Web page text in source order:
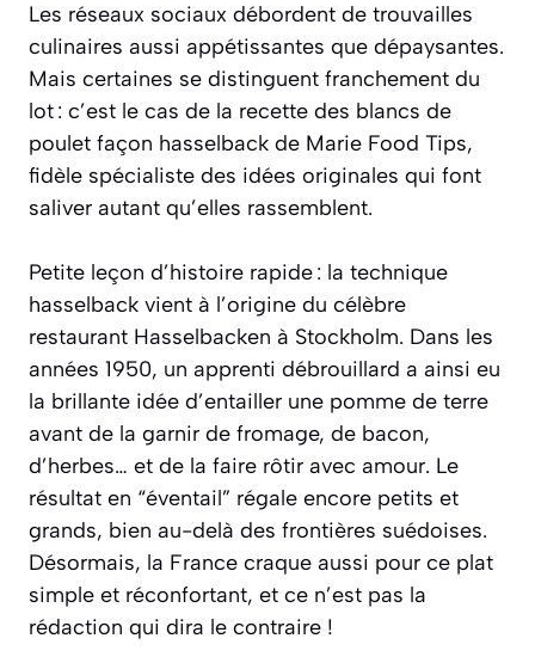
Les réseaux sociaux débordent de trouvailles
culinaires aussi appétissantes que dépaysantes.
Mais certaines se distinguent franchement du
lot : c’est le cas de la recette des blancs de
poulet façon hasselback de Marie Food Tips,
fidèle spécialiste des idées originales qui font
saliver autant qu’elles rassemblent.
Petite leçon d’histoire rapide : la technique
hasselback vient à l’origine du célèbre
restaurant Hasselbacken à Stockholm. Dans les
années 1950, un apprenti débrouillard a ainsi eu
la brillante idée d’entailler une pomme de terre
avant de la garnir de fromage, de bacon,
d’herbes… et de la faire rôtir avec amour. Le
résultat en “éventail” régale encore petits et
grands, bien au-delà des frontières suédoises.
Désormais, la France craque aussi pour ce plat
simple et réconfortant, et ce n’est pas la
rédaction qui dira le contraire !